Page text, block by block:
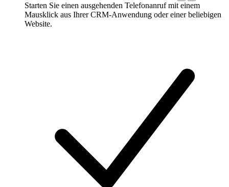
Starten Sie einen ausgehenden Telefonanruf mit einem
Mausklick aus Ihrer CRM-Anwendung oder einer beliebigen
Website.